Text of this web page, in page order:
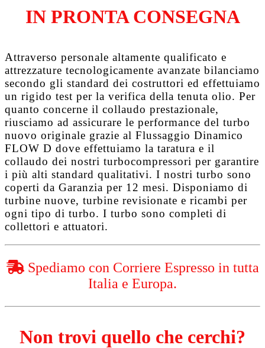
IN PRONTA CONSEGNA
Attraverso personale altamente qualificato e
attrezzature tecnologicamente avanzate bilanciamo
secondo gli standard dei costruttori ed effettuiamo
un rigido test per la verifica della tenuta olio. Per
quanto concerne il collaudo prestazionale,
riusciamo ad assicurare le performance del turbo
nuovo originale grazie al Flussaggio Dinamico
FLOW D dove effettuiamo la taratura e il
collaudo dei nostri turbocompressori per garantire
i più alti standard qualitativi. I nostri turbo sono
coperti da Garanzia per 12 mesi. Disponiamo di
turbine nuove, turbine revisionate e ricambi per
ogni tipo di turbo. I turbo sono completi di
collettori e attuatori.
Spediamo con Corriere Espresso in tutta
Italia e Europa.
Non trovi quello che cerchi?